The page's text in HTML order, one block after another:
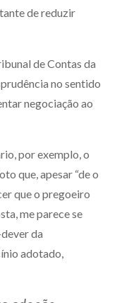
de reduzir
de Contas da
no sentido
negociação ao
por exemplo, o
que, apesar “de o
que o pregoeiro
me parece se
da
adotado,